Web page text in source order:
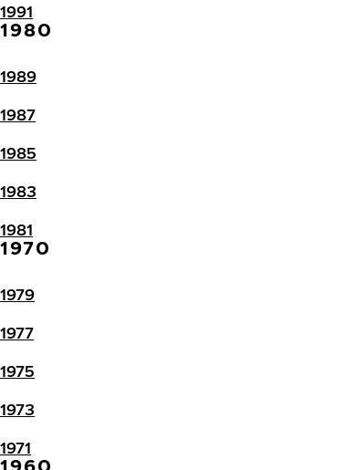
1991
1980
1989
1987
1985
1983
1981
1970
1979
1977
1975
1973
1971
1960